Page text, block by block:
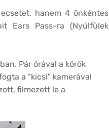
hanem 4 önkéntes
Ears Pass-ra (Nyúlfülek
Pár órával a körök
a "kicsi" kamerával
filmezett le a